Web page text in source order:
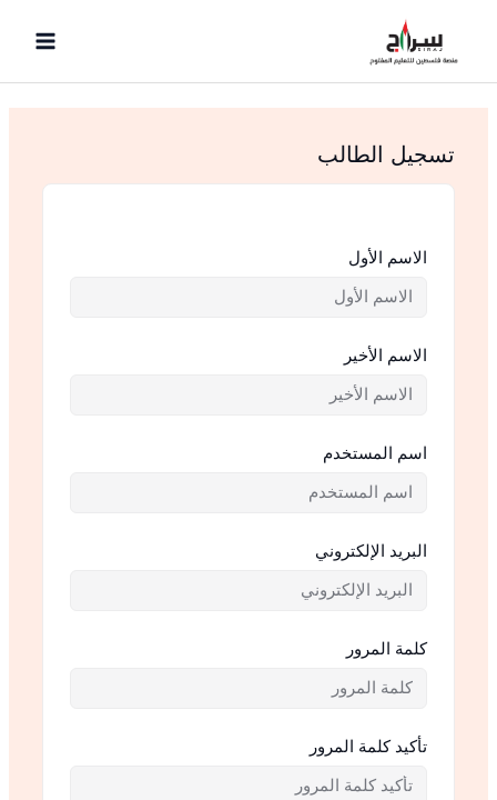
المحتوى
تسجيل الطالب
الاسم الأول
الاسم الأخير
اسم المستخدم
البريد الإلكتروني
كلمة المرور
تأكيد كلمة المرور